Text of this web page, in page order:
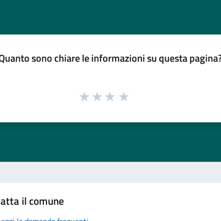
sono chiare le informazioni su questa
il comune